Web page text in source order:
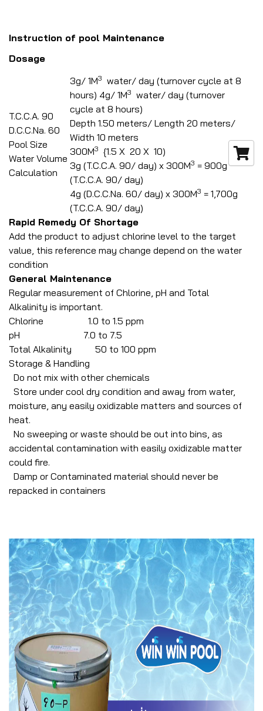
Instruction of pool Maintenance
Dosage
T.C.C.A. 90
D.C.C.Na. 60
Pool Size
Water Volume
Calculation
3g/ 1M3 water/ day (turnover cycle at 8
hours) 4g/ 1M3 water/ day (turnover
cycle at 8 hours)
Depth 1.50 meters/ Length 20 meters/
Width 10 meters
300M3 {1.5 X 20 X 10)
3g (T.C.C.A. 90/ day) x 300M3 = 900g
(T.C.C.A. 90/ day)
4g (D.C.C.Na. 60/ day) x 300M3 = 1,700g
(T.C.C.A. 90/ day)
Rapid Remedy Of Shortage
Add the product to adjust chlorine level to the target
value, this reference may change depend on the water
condition
General Maintenance
Regular measurement of Chlorine, pH and Total
Alkalinity is important.
Chlorine 1.0 to 1.5 ppm
pH 7.0 to 7.5
Total Alkalinity 50 to 100 ppm
Storage & Handling
Do not mix with other chemicals
Store under cool dry condition and away from water,
moisture, any easily oxidizable matters and sources of
heat.
No sweeping or waste should be out into bins, as
accidental contamination with easily oxidizable matter
could fire.
Damp or Contaminated material should never be
repacked in containers